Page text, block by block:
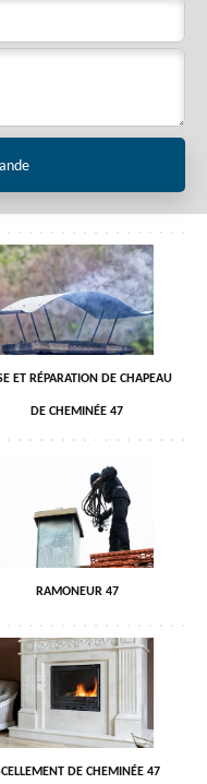
ET RÉPARATION DE CHAPEAU
DE CHEMINÉE 47
RAMONEUR 47
DE CHEMINÉE 47